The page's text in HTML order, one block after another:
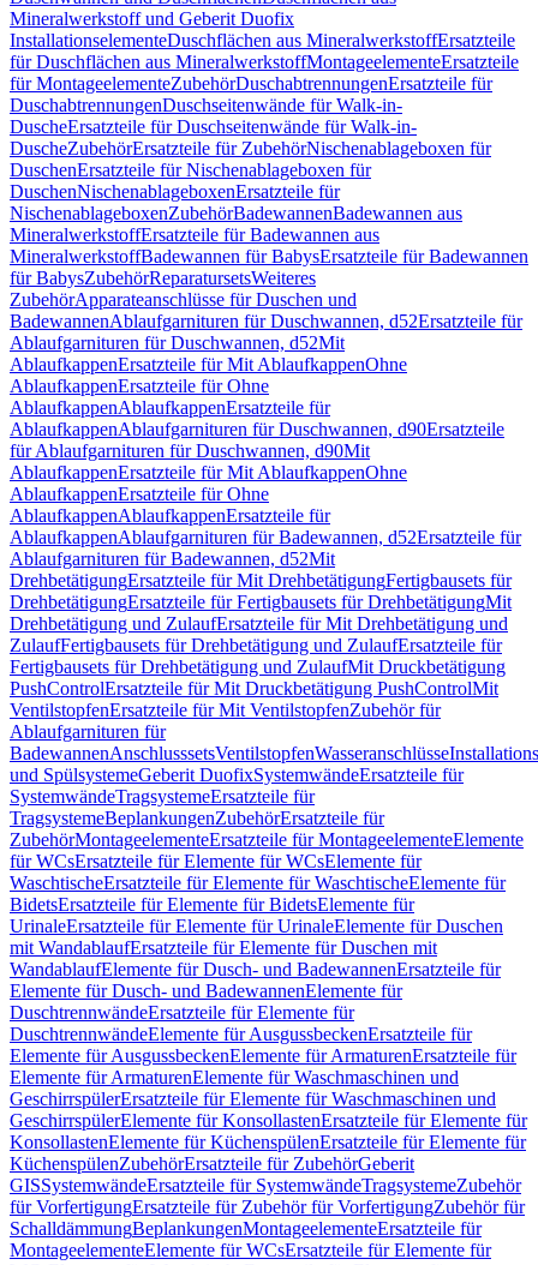
Mineralwerkstoff und Geberit Duofix
InstallationselementeDuschflächen aus MineralwerkstoffErsatzteile
für Duschflächen aus MineralwerkstoffMontageelementeErsatzteile
für MontageelementeZubehörDuschabtrennungenErsatzteile für
DuschabtrennungenDuschseitenwände für Walk-in-
DuscheErsatzteile für Duschseitenwände für Walk-in-
DuscheZubehörErsatzteile für ZubehörNischenablageboxen für
DuschenErsatzteile für Nischenablageboxen für
DuschenNischenablageboxenErsatzteile für
NischenablageboxenZubehörBadewannenBadewannen aus
MineralwerkstoffErsatzteile für Badewannen aus
MineralwerkstoffBadewannen für BabysErsatzteile für Badewannen
für BabysZubehörReparatursetsWeiteres
ZubehörApparateanschlüsse für Duschen und
BadewannenAblaufgarnituren für Duschwannen, d52Ersatzteile für
Ablaufgarnituren für Duschwannen, d52Mit
AblaufkappenErsatzteile für Mit AblaufkappenOhne
AblaufkappenErsatzteile für Ohne
AblaufkappenAblaufkappenErsatzteile für
AblaufkappenAblaufgarnituren für Duschwannen, d90Ersatzteile
für Ablaufgarnituren für Duschwannen, d90Mit
AblaufkappenErsatzteile für Mit AblaufkappenOhne
AblaufkappenErsatzteile für Ohne
AblaufkappenAblaufkappenErsatzteile für
AblaufkappenAblaufgarnituren für Badewannen, d52Ersatzteile für
Ablaufgarnituren für Badewannen, d52Mit
DrehbetätigungErsatzteile für Mit DrehbetätigungFertigbausets für
DrehbetätigungErsatzteile für Fertigbausets für DrehbetätigungMit
Drehbetätigung und ZulaufErsatzteile für Mit Drehbetätigung und
ZulaufFertigbausets für Drehbetätigung und ZulaufErsatzteile für
Fertigbausets für Drehbetätigung und ZulaufMit Druckbetätigung
PushControlErsatzteile für Mit Druckbetätigung PushControlMit
VentilstopfenErsatzteile für Mit VentilstopfenZubehör für
Ablaufgarnituren für
BadewannenAnschlusssetsVentilstopfenWasseranschlüsse
und SpülsystemeGeberit DuofixSystemwändeErsatzteile für
SystemwändeTragsystemeErsatzteile für
TragsystemeBeplankungenZubehörErsatzteile für
ZubehörMontageelementeErsatzteile für MontageelementeElemente
für WCsErsatzteile für Elemente für WCsElemente für
WaschtischeErsatzteile für Elemente für WaschtischeElemente für
BidetsErsatzteile für Elemente für BidetsElemente für
UrinaleErsatzteile für Elemente für UrinaleElemente für Duschen
mit WandablaufErsatzteile für Elemente für Duschen mit
WandablaufElemente für Dusch- und BadewannenErsatzteile für
Elemente für Dusch- und BadewannenElemente für
DuschtrennwändeErsatzteile für Elemente für
DuschtrennwändeElemente für AusgussbeckenErsatzteile für
Elemente für AusgussbeckenElemente für ArmaturenErsatzteile für
Elemente für ArmaturenElemente für Waschmaschinen und
GeschirrspülerErsatzteile für Elemente für Waschmaschinen und
GeschirrspülerElemente für KonsollastenErsatzteile für Elemente für
KonsollastenElemente für KüchenspülenErsatzteile für Elemente für
KüchenspülenZubehörErsatzteile für ZubehörGeberit
GISSystemwändeErsatzteile für SystemwändeTragsystemeZubehör
für VorfertigungErsatzteile für Zubehör für VorfertigungZubehör für
SchalldämmungBeplankungenMontageelementeErsatzteile für
MontageelementeElemente für WCsErsatzteile für Elemente für